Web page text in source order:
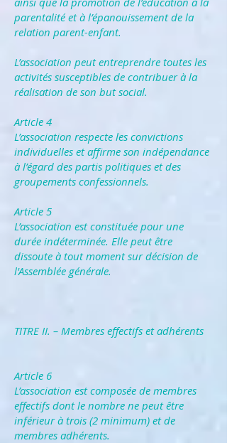
parentalité et à l’épanouissement de la
relation parent-enfant.
L’association peut entreprendre toutes les
activités susceptibles de contribuer à la
réalisation de son but social.
Article 4
L’association respecte les convictions
individuelles et affirme son indépendance
à l’égard des partis politiques et des
groupements confessionnels.
Article 5
L’association est constituée pour une
durée indéterminée. Elle peut être
dissoute à tout moment sur décision de
l'Assemblée générale.
TITRE II. – Membres effectifs et adhérents
Article 6
L’association est composée de membres
effectifs dont le nombre ne peut être
inférieur à trois (2 minimum) et de
membres adhérents.